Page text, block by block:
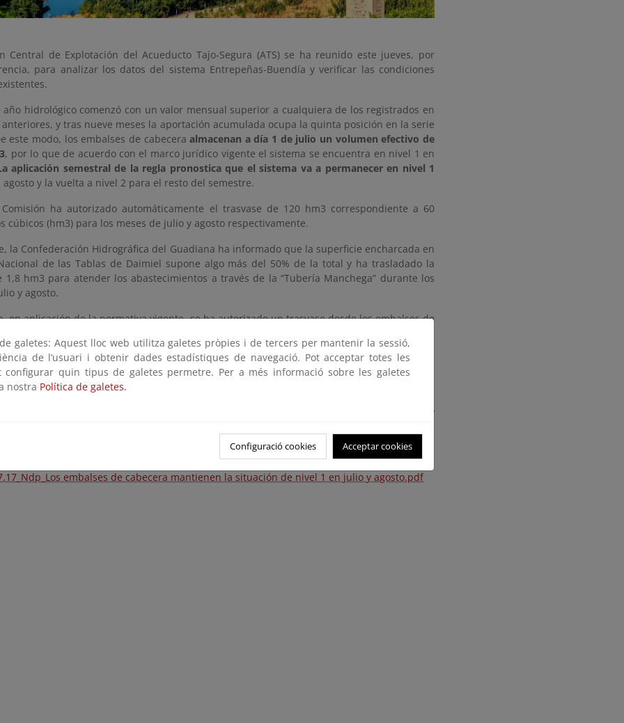
Central de Explotación del Acueducto Tajo-Segura (ATS) se ha reunido este jueves, por
para analizar los datos del sistema Entrepeñas-Buendía y verificar las condiciones
año hidrológico comenzó con un valor mensual superior a cualquiera de los registrados en
anteriores, y tras nueve meses la aportación acumulada ocupa la quinta posición en la serie
este modo, los embalses de cabeceraalmacenan a día 1 de julio un volumen efectivo de
, por lo que de acuerdo con el marco jurídico vigente el sistema se encuentra en nivel 1 en
aplicación semestral de la regla pronostica que el sistema va a permanecer en nivel 1
y la vuelta a nivel 2 para el resto del semestre.
ha autorizado automáticamente el trasvase de 120 hm3 correspondiente a 60
cúbicos (hm3) para los meses de julio y agosto respectivamente.
la Confederación Hidrográfica del Guadiana ha informado que la superficie encharcada en
de las Tablas de Daimiel supone algo más del 50% de la total y ha trasladado la
1,8 hm3 para atender los abastecimientos a través de la “Tubería Manchega” durante los
y agosto.
en aplicación de la normativa vigente, se ha autorizado un trasvase desde los embalses de
puede consultar el informe de situación.
embalses de cabecera mantienen la situación de nivel 1 en julio y
embalses de cabecera mantienen la situación de nivel 1 en julio y agosto.pdf
galetes: Aquest lloc web utilitza galetes pròpies i de tercers per mantenir la sessió,
de l’usuari i obtenir dades estadístiques de navegació. Pot acceptar totes les
quin tipus de galetes permetre. Per a més informació sobre les galetes
nostra Política de galetes.
Configuració cookies Acceptar cookies